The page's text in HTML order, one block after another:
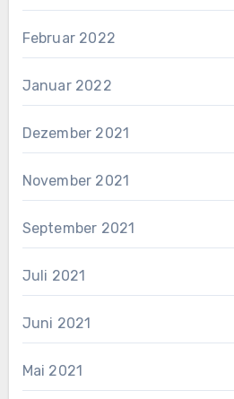
Februar 2022
Januar 2022
Dezember 2021
November 2021
September 2021
Juli 2021
Juni 2021
Mai 2021